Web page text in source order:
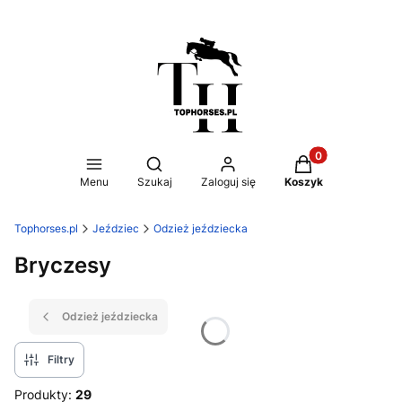
Menu
Otwórz wyszukiwarkę
Szukaj Zaloguj się
Produkty w
Koszyk
Tophorses.pl Jeździec Odzież jeździecka
Bryczesy
Odzież jeździecka
Filtry
Produkty: 29